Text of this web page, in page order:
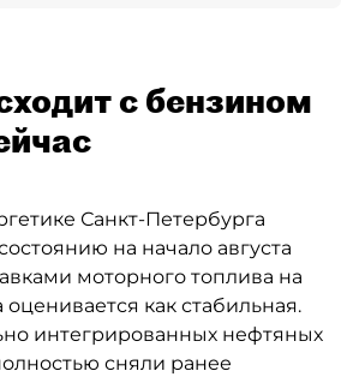
с бензином
Санкт-Петербурга
на начало августа
моторного топлива на
как стабильная.
интегрированных нефтяных
сняли ранее